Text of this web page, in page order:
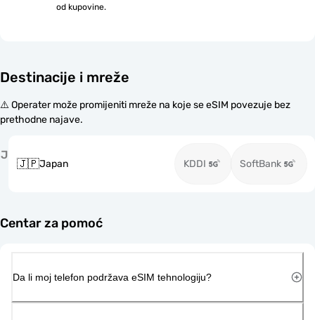
od kupovine.
Destinacije i mreže
⚠️ Operater može promijeniti mreže na koje se eSIM povezuje bez
prethodne najave.
J
🇯🇵Japan KDDI SoftBank
Centar za pomoć
Da li moj telefon podržava eSIM tehnologiju?